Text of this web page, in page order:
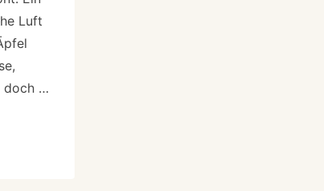
Luft
doch …